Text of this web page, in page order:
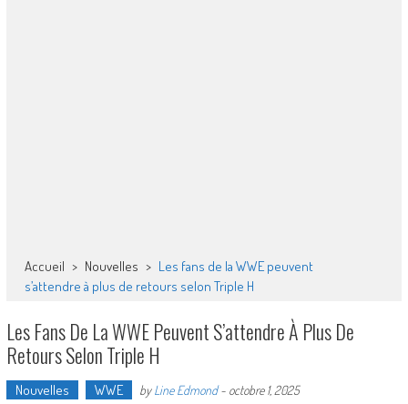
Accueil > Nouvelles > Les fans de la WWE peuvent
s’attendre à plus de retours selon Triple H
Les Fans De La WWE Peuvent S’attendre À Plus De
Retours Selon Triple H
Nouvelles WWE byLine Edmond- octobre 1, 2025